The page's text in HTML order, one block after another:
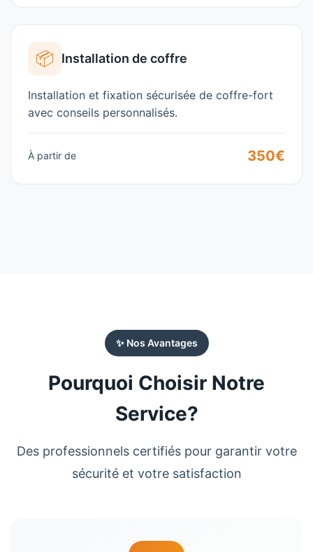
📦 Installation de coffre
Installation et fixation sécurisée de coffre-fort
avec conseils personnalisés.
À partir de 350€
✨ Nos Avantages
Pourquoi Choisir Notre
Service?
Des professionnels certifiés pour garantir votre
sécurité et votre satisfaction